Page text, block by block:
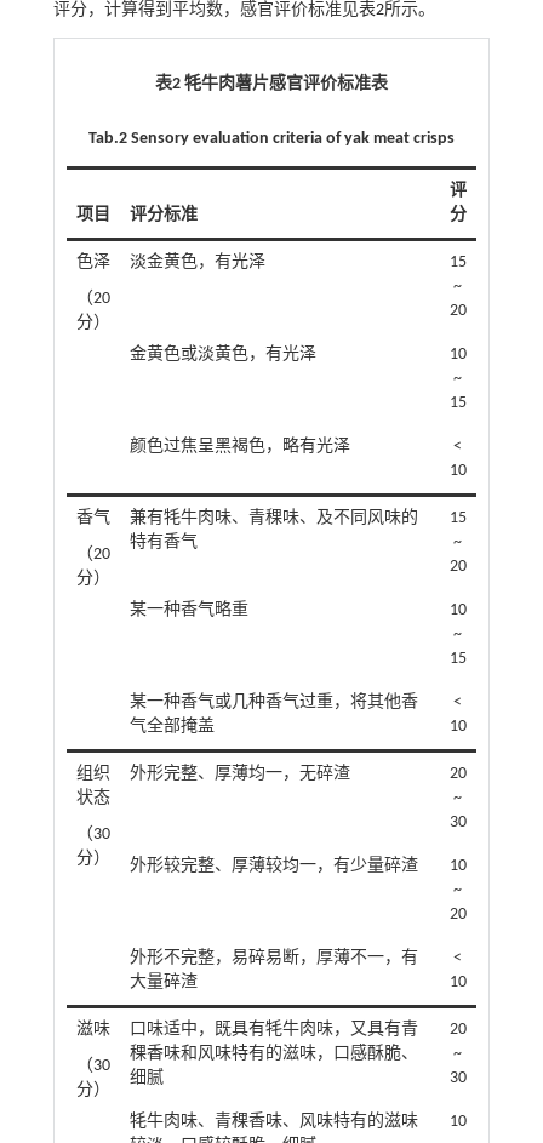
评分，计算得到平均数，感官评价标准见表2所示。
表2 牦牛肉薯片感官评价标准表
Tab.2 Sensory evaluation criteria of yak meat crisps
项目 评分标准
评
分
色泽
（20
分）
淡金黄色，有光泽
15
~
20
金黄色或淡黄色，有光泽
10
~
15
颜色过焦呈黑褐色，略有光泽
˂
10
香气
（20
分）
兼有牦牛肉味、青稞味、及不同风味的
特有香气
15
~
20
某一种香气略重
10
~
15
某一种香气或几种香气过重，将其他香
气全部掩盖
˂
10
组织
状态
（30
分）
外形完整、厚薄均一，无碎渣
20
~
30
外形较完整、厚薄较均一，有少量碎渣
10
~
20
外形不完整，易碎易断，厚薄不一，有
大量碎渣
˂
10
滋味
（30
分）
口味适中，既具有牦牛肉味，又具有青
稞香味和风味特有的滋味，口感酥脆、
细腻
20
~
30
牦牛肉味、青稞香味、风味特有的滋味
10